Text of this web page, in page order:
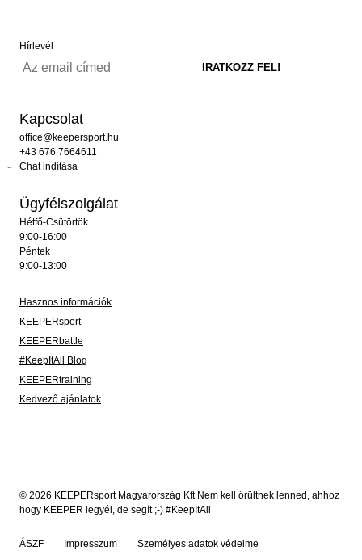
Hírlevél
Kapcsolat
office@keepersport.hu
+43 676 7664611
Chat indítása
Ügyfélszolgálat
Hétfő-Csütörtök
9:00-16:00
Péntek
9:00-13:00
Hasznos információk
KEEPERsport
KEEPERbattle
#KeepItAll Blog
KEEPERtraining
Kedvező ajánlatok
© 2026 KEEPERsport Magyarország Kft Nem kell őrültnek lenned, ahhoz
hogy KEEPER legyél, de segít ;-) #KeepItAll
ÁSZF Impresszum Személyes adatok védelme